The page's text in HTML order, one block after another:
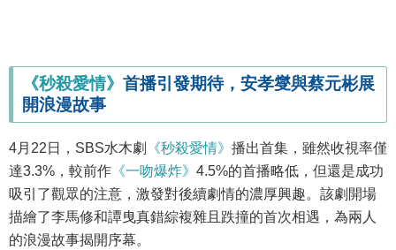
《秒殺愛情》 首播引發期待，安孝燮與蔡元彬展
開浪漫故事
4月22日，SBS水木劇 《秒殺愛情》 播出首集，雖然收視率僅
達3.3%，較前作 《一吻爆炸》 4.5%的首播略低，但還是成功
吸引了觀眾的注意，激發對後續劇情的濃厚興趣。該劇開場
描繪了李馬修和譚曳真錯綜複雜且跌撞的首次相遇，為兩人
的浪漫故事揭開序幕。